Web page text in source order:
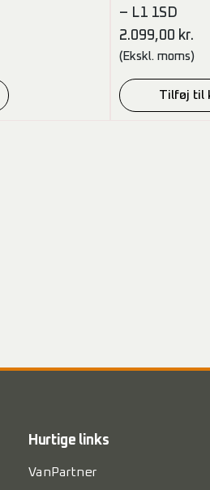
– L1 1SD
2.099,00 kr.
(Ekskl. moms)
Tilføj til
Hurtige links
VanPartner